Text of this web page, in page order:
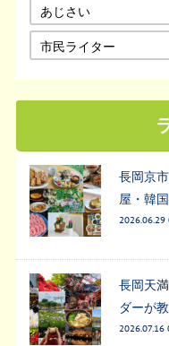
あじさい
市民ライター
長岡京
屋・韓
2026.06.29
長岡天
ダーが
2026.07.16